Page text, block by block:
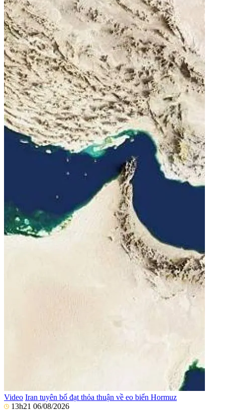
Video Iran tuyên bố đạt thỏa thuận về eo biển Hormuz
13h21 06/08/2026